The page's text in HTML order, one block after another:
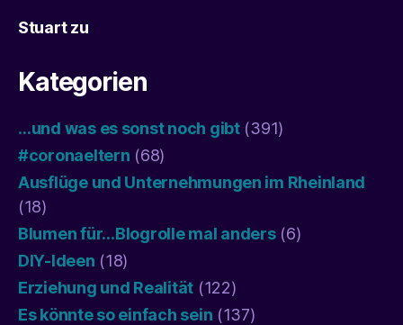
Stuartzu
Kategorien
…und was es sonst noch gibt(391)
#coronaeltern (68)
Ausflüge und Unternehmungen im Rheinland
(18)
Blumen für…Blogrolle mal anders(6)
DIY-Ideen (18)
Erziehung und Realität (122)
Es könnte so einfach sein (137)